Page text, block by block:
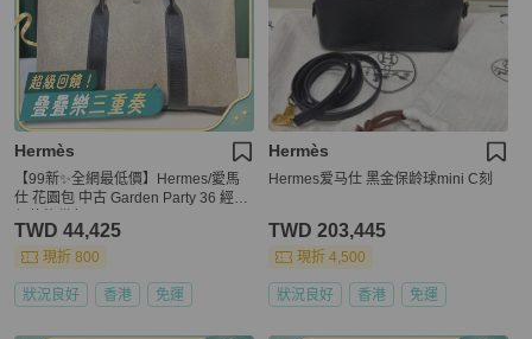
Hermès
【99新✨全網最低價】Hermes/愛馬
仕 花園包 中古 Garden Party 36 經典
TWD 44,425
現折 800
狀況良好 香港 免運
Hermès
Hermes爱马仕 黑金保龄球mini C刻
TWD 203,445
現折 4,500
狀況良好 香港 免運